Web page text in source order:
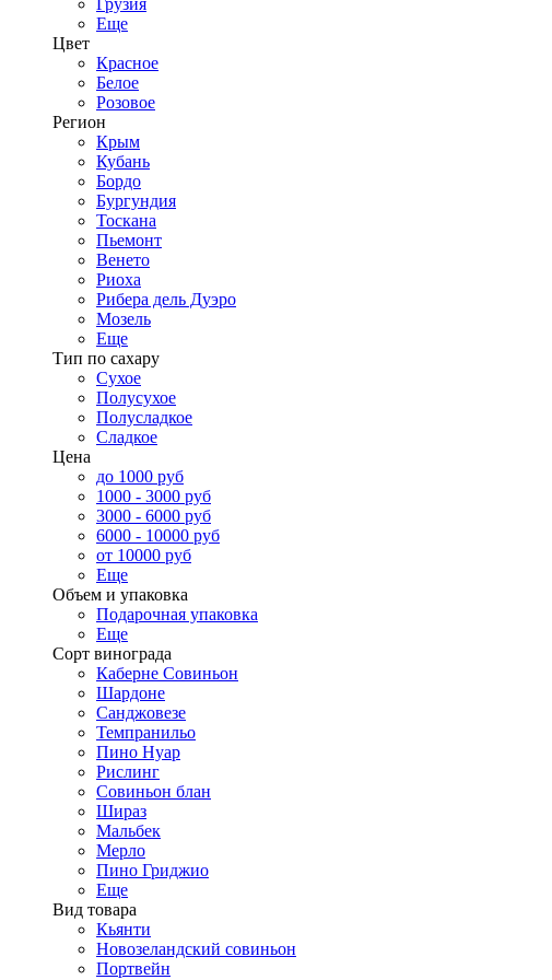
Грузия
Еще
Цвет
Красное
Белое
Розовое
Регион
Крым
Кубань
Бордо
Бургундия
Тоскана
Пьемонт
Венето
Риоха
Рибера дель Дуэро
Мозель
Еще
Тип по сахару
Сухое
Полусухое
Полусладкое
Сладкое
Цена
до 1000 руб
1000 - 3000 руб
3000 - 6000 руб
6000 - 10000 руб
от 10000 руб
Еще
Объем и упаковка
Подарочная упаковка
Еще
Сорт винограда
Каберне Совиньон
Шардоне
Санджовезе
Темпранильо
Пино Нуар
Рислинг
Совиньон блан
Шираз
Мальбек
Мерло
Пино Гриджио
Еще
Вид товара
Кьянти
Новозеландский совиньон
Портвейн